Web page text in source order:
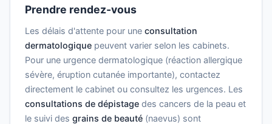
Prendre rendez-vous
Les délais d'attente pour une consultation
dermatologique peuvent varier selon les cabinets.
Pour une urgence dermatologique (réaction allergique
sévère, éruption cutanée importante), contactez
directement le cabinet ou consultez les urgences. Les
consultations de dépistage des cancers de la peau et
le suivi des grains de beauté (naevus) sont